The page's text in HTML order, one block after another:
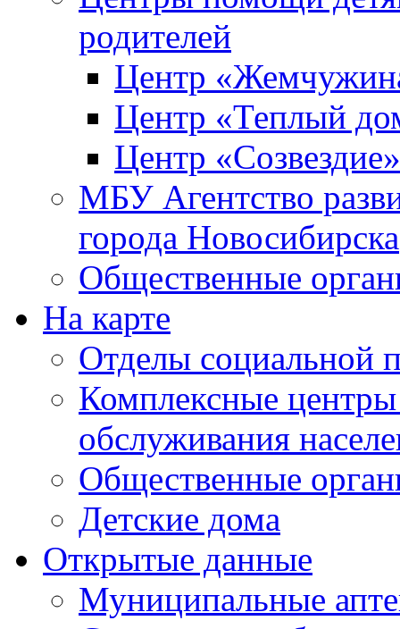
родителей
Центр
Центр «Теплый
Центр «Созвездие»
МБУ Агентство
города Новосибирска
Общественные
На карте
Отделы социальной
Комплексные
обслуживания
Общественные
Детские дома
Открытые данные
Муниципальные